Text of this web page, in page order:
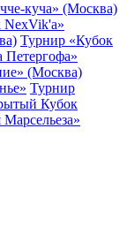
куча» (Москва)
NexVik'a»
Турнир «Кубок
Петергофа»
(Москва)
Турнир
Кубок